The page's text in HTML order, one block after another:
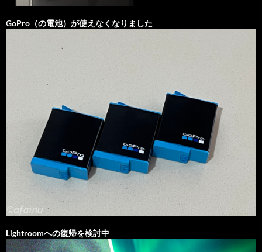
GoPro（の電池）が使えなくなりました
Lightroomへの復帰を検討中